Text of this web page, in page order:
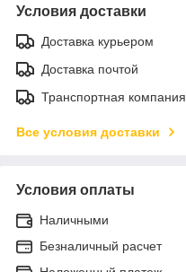
Условия доставки
Доставка курьером
Доставка почтой
Транспортная компания
Все условия доставки
Условия оплаты
Наличными
Безналичный расчет